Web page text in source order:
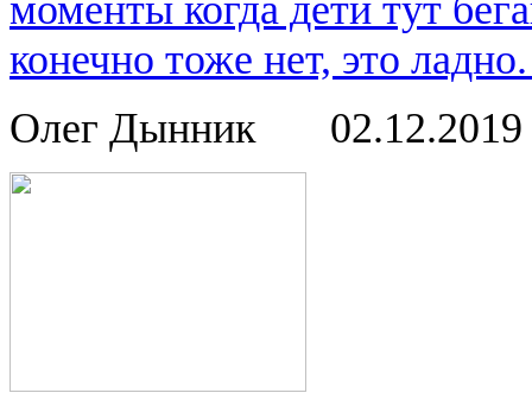
моменты когда дети тут
конечно тоже нет, это
Олег Дынник
02.12.2019